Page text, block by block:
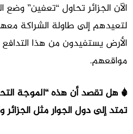
الآن الجزائر تحاول “تعفين”
لتعيدهم إلى طاولة الشراكة
الأرض يستفيدون من هذا التدافع
مواقعهم.
* هل تقصد أن هذه “الموجة
تمتد إلى دول الجوار مثل